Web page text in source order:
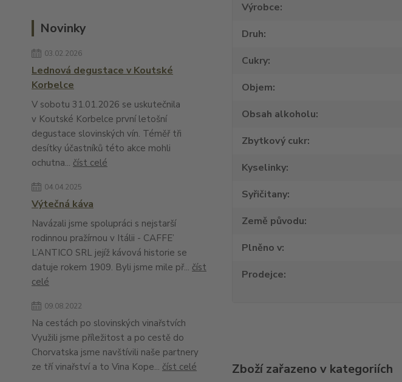
Novinky
03.02.2026
Lednová degustace v Koutské
Korbelce
V sobotu 31.01.2026 se uskutečnila
v Koutské Korbelce první letošní
degustace slovinských vín. Téměř tři
desítky účastníků této akce mohli
ochutna... číst celé
04.04.2025
Výtečná káva
Navázali jsme spolupráci s nejstarší
rodinnou pražírnou v Itálii - CAFFE’
L’ANTICO SRL jejíž kávová historie se
datuje rokem 1909. Byli jsme mile př... číst
celé
09.08.2022
Na cestách po slovinských vinařstvích
Využili jsme příležitost a po cestě do
Chorvatska jsme navštívili naše partnery
ze tří vinařství a to Vina Kope... číst celé
Výrobce
Druh
Cukry
Objem
Obsah alkoholu
Zbytkový cukr
Kyselinky
Syřičitany
Země původu
Plněno v
Prodejce
Zboží zařazeno v kategoriích